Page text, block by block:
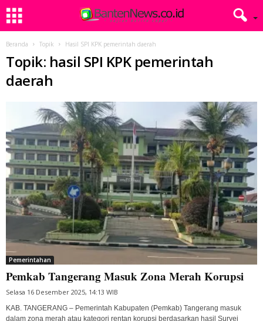
Beranda Topik Hasil SPI KPK pemerintah daerah
Topik: hasil SPI KPK pemerintah
daerah
Pemerintahan
Pemkab Tangerang Masuk Zona Merah Korupsi
Selasa 16 Desember 2025, 14:13 WIB
KAB. TANGERANG – Pemerintah Kabupaten (Pemkab) Tangerang masuk
dalam zona merah atau kategori rentan korupsi berdasarkan hasil Survei